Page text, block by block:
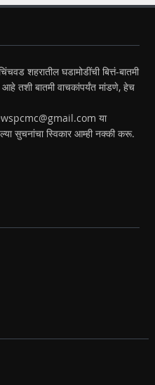
शहरातील घडामोडींची बित्तं-बातमी
तशी बातमी वाचकांपर्यंत मांडणे, हेच
या
सुचनांचा स्विकार आम्ही नक्की करू.